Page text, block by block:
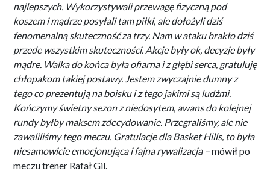
najlepszych. Wykorzystywali przewagę fizyczną pod
koszem i mądrze posyłali tam piłki, ale dołożyli dziś
fenomenalną skuteczność za trzy. Nam w ataku brakło dziś
przede wszystkim skuteczności. Akcje były ok, decyzje były
mądre. Walka do końca była ofiarna i z głębi serca, gratuluję
chłopakom takiej postawy. Jestem zwyczajnie dumny z
tego co prezentują na boisku i z tego jakimi są ludźmi.
Kończymy świetny sezon z niedosytem, awans do kolejnej
rundy byłby maksem zdecydowanie. Przegraliśmy, ale nie
zawaliliśmy tego meczu. Gratulacje dla Basket Hills, to była
niesamowicie emocjonująca i fajna rywalizacja –mówił po
meczu trener Rafał Gil.